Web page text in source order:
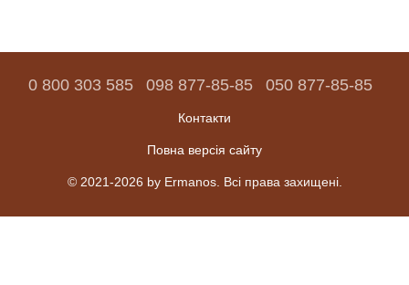
0 800 303 585 098 877-85-85 050 877-85-85
Контакти
Повна версія сайту
© 2021-2026 by Ermanos. Всі права захищені.